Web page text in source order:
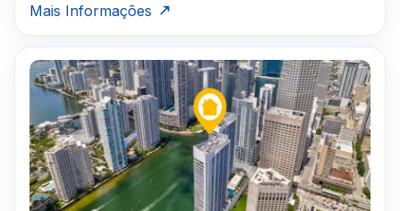
Mais Informações